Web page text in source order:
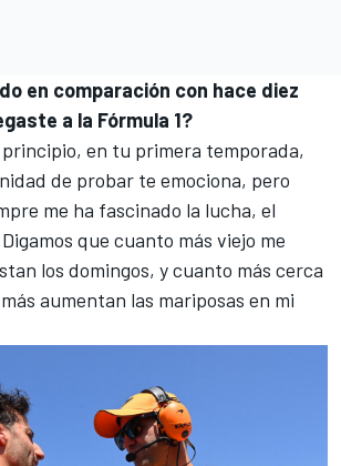
en comparación con hace diez
a la Fórmula 1?
principio, en tu primera temporada,
de probar te emociona, pero
me ha fascinado la lucha, el
que cuanto más viejo me
los domingos, y cuanto más cerca
aumentan las mariposas en mi